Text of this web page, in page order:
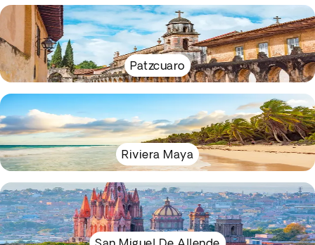
Patzcuaro
Riviera Maya